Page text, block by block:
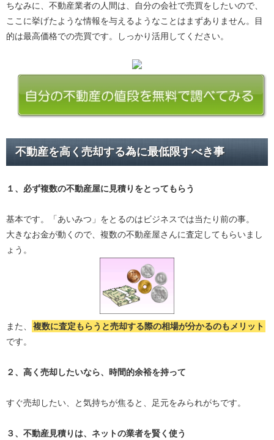
ちなみに、不動産業者の人間は、自分の会社で売買をしたいので、
ここに挙げたような情報を与えるようなことはまずありません。目
的は最高価格での売買です。しっかり活用してください。
不動産を高く売却する為に最低限すべき事
１、必ず複数の不動産屋に見積り をとってもらう
基本です。「あいみつ」をとるのはビジネスでは当たり前の事。
大きなお金が動くので、複数の不動産屋さんに査定してもらいまし
ょう。
また、 複数に査定もらうと売却する際の相場が分かるのもメリット
です。
２、高く売却したいなら、時間的余裕を持って
すぐ売却したい、と気持ちが焦ると、足元をみられがちです。
３、不動産見積りは、ネットの業者を賢く使う